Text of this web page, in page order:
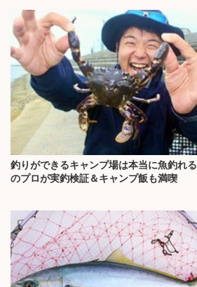
釣りができるキャンプ場は本当に魚釣れ
のプロが実釣検証＆キャンプ飯も満喫